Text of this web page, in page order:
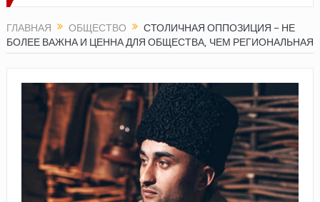
ГЛАВНАЯ ОБЩЕСТВО
СТОЛИЧНАЯ ОППОЗИЦИЯ – НЕ
БОЛЕЕ ВАЖНА И ЦЕННА ДЛЯ ОБЩЕСТВА, ЧЕМ РЕГИОНАЛЬНАЯ